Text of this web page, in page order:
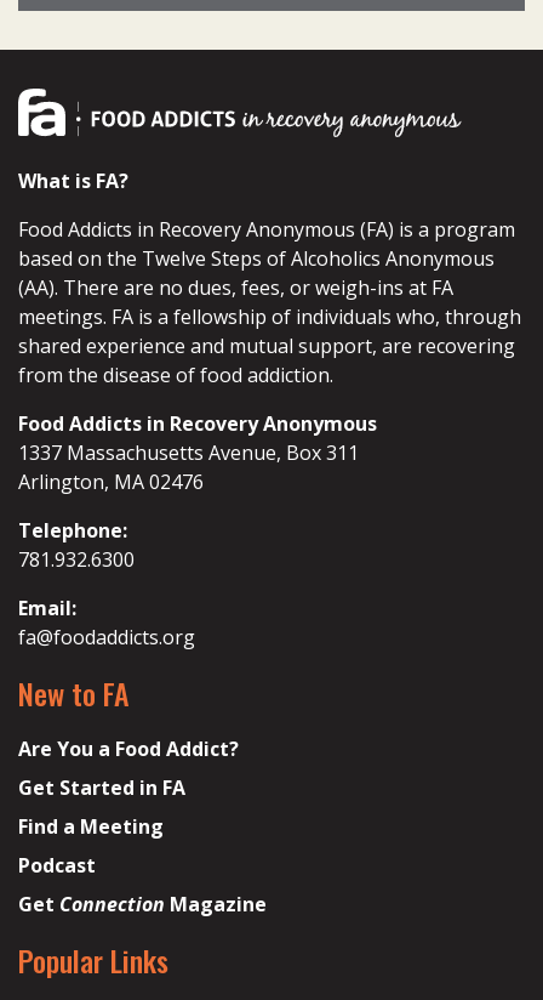
What is FA?
Food Addicts in Recovery Anonymous (FA) is a program
based on the Twelve Steps of Alcoholics Anonymous
(AA). There are no dues, fees, or weigh-ins at FA
meetings. FA is a fellowship of individuals who, through
shared experience and mutual support, are recovering
from the disease of food addiction.
Food Addicts in Recovery Anonymous
1337 Massachusetts Avenue, Box 311
Arlington, MA 02476
Telephone:
781.932.6300
Email:
fa@foodaddicts.org
New to FA
Are You a Food Addict?
Get Started in FA
Find a Meeting
Podcast
Get Connection Magazine
Popular Links